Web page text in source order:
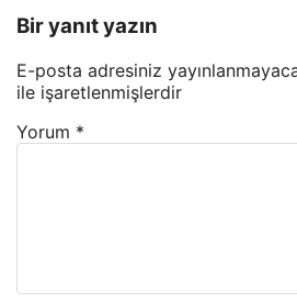
Bir yanıt yazın
E-posta adresiniz
ile işaretlenmişlerdir
Yorum *